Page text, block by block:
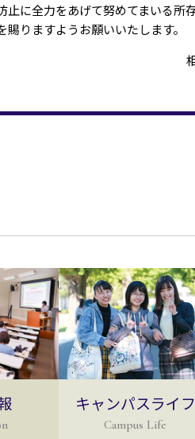
に全力をあげて努めてまいる所存
りますようお願いいたします。
キャンパスライフ
Campus Life